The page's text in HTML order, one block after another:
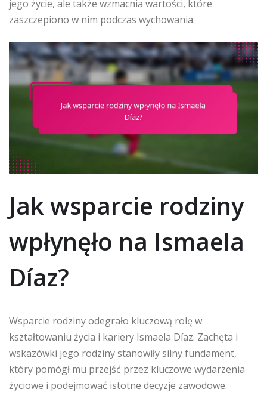
jego życie, ale także wzmacnia wartości, które
zaszczepiono w nim podczas wychowania.
Jak wsparcie rodziny
wpłynęło na Ismaela
Díaz?
Wsparcie rodziny odegrało kluczową rolę w
kształtowaniu życia i kariery Ismaela Díaz. Zachęta i
wskazówki jego rodziny stanowiły silny fundament,
który pomógł mu przejść przez kluczowe wydarzenia
życiowe i podejmować istotne decyzje zawodowe.